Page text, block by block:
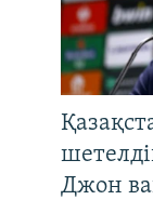
Джон